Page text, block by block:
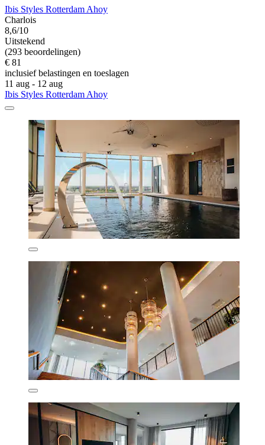
Ibis Styles Rotterdam Ahoy
Charlois
8,6/10
Uitstekend
(293 beoordelingen)
€ 81
inclusief belastingen en toeslagen
11 aug - 12 aug
Ibis Styles Rotterdam Ahoy